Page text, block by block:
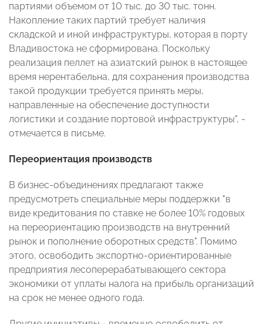
партиями объемом от 10 тыс. до 30 тыс. тонн.
Накопление таких партий требует наличия
складской и иной инфраструктуры, которая в порту
Владивостока не сформирована. Поскольку
реализация пеллет на азиатский рынок в настоящее
время нерентабельна, для сохранения производства
такой продукции требуется принять меры,
направленные на обеспечение доступности
логистики и создание портовой инфраструктуры", -
отмечается в письме.
Переориентация производств
В бизнес-объединениях предлагают также
предусмотреть специальные меры поддержки "в
виде кредитования по ставке не более 10% годовых
на переориентацию производств на внутренний
рынок и пополнение оборотных средств". Помимо
этого, освободить экспортно-ориентированные
предприятия лесоперерабатывающего сектора
экономики от уплаты налога на прибыль организаций
на срок не менее одного года.